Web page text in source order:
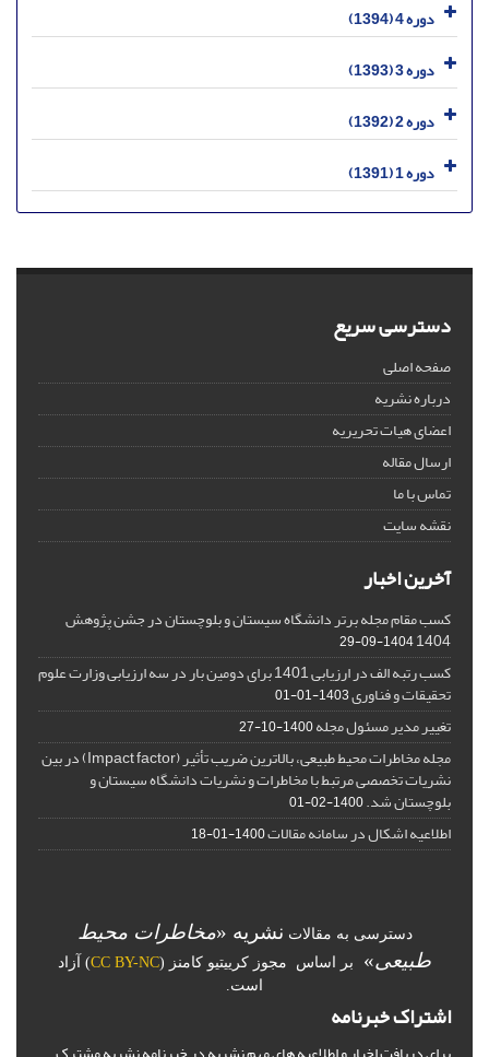
دوره 4 (1394)
دوره 3 (1393)
دوره 2 (1392)
دوره 1 (1391)
دسترسی سریع
صفحه اصلی
درباره نشریه
اعضای هیات تحریریه
ارسال مقاله
تماس با ما
نقشه سایت
آخرین اخبار
کسب مقام مجله برتر دانشگاه سیستان و بلوچستان در جشن پژوهش
1404
1404-09-29
کسب رتبه الف در ارزیابی 1401 برای دومین بار در سه ارزیابی وزارت علوم
تحقیقات و فناوری1403-01-01
تغییر مدیر مسئول مجله1400-10-27
مجله مخاطرات محیط طبیعی، بالاترین ضریب تأثیر (Impact factor) در بین
نشریات تخصصی مرتبط با مخاطرات و نشریات دانشگاه سیستان و
بلوچستان شد.1400-02-01
اطلاعیه اشکال در سامانه مقالات1400-01-18
دسترسی به مقالات نشریه «مخاطرات محیط
طبیعی» بر اساس مجوز کرییتیو کامنز (CC BY-NC) آزاد
است.
اشتراک خبرنامه